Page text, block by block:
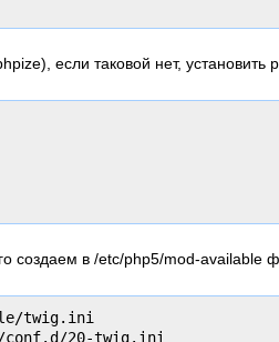
если таковой нет,
создаем в /etc/php5/mod-available
twig.ini